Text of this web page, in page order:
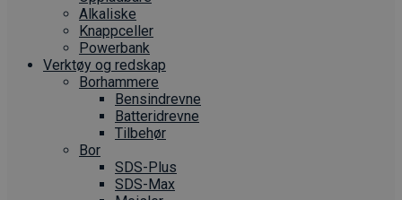
Alkaliske
Knappceller
Powerbank
Verktøy og redskap
Borhammere
Bensindrevne
Batteridrevne
Tilbehør
Bor
SDS-Plus
SDS-Max